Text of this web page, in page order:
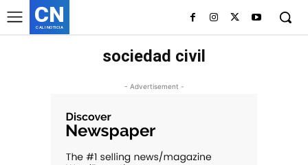
CN
CALI NOTICIA
sociedad civil
- Advertisement -